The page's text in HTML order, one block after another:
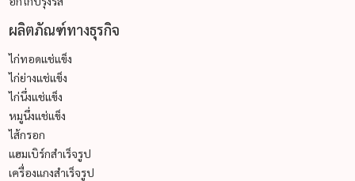
ผลิตภัณฑ์ทางธุรกิจ
ไก่ทอดแช่แข็ง
ไก่ย่างแช่แข็ง
ไก่นึ่งแช่แข็ง
หมูนึ่งแช่แข็ง
ไส้กรอก
แฮมเบิร์กสำเร็จรูป
เครื่องแกงสำเร็จรูป